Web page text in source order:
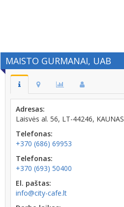
MAISTO GURMANAI, UAB
Adresas:
Laisvės al. 56, LT-44246, KAUNAS
Telefonas:
+370 (686) 69953
Telefonas:
+370 (693) 50400
El. paštas:
info@city-cafe.lt